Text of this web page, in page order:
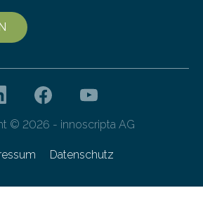
© 2026 - innoscripta AG
Datenschutz